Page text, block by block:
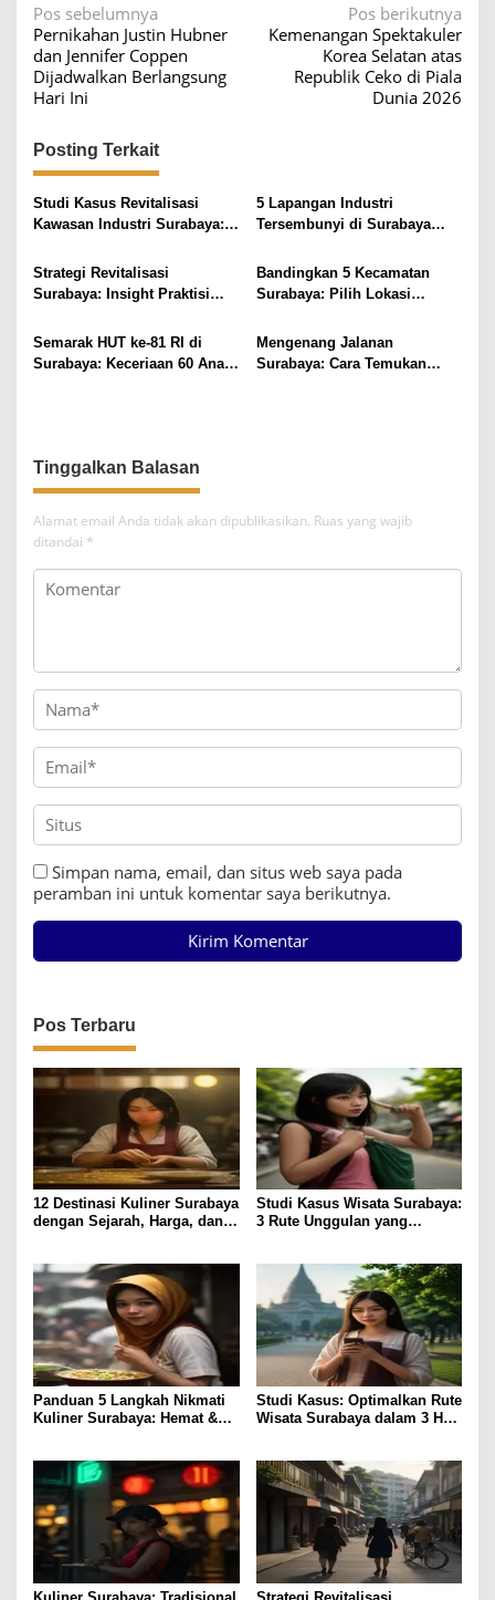
N
a
v
i
g
a
s
i
o
Pos sebelumnya
Pernikahan Justin Hubner
dan Jennifer Coppen
Dijadwalkan Berlangsung
Hari Ini
Pos berikutnya
Kemenangan Spektakuler
Korea Selatan atas
Republik Ceko di Piala
Dunia 2026
Posting Terkait
Studi Kasus Revitalisasi
Kawasan Industri Surabaya: 4
5 Lapangan Industri
Tersembunyi di Surabaya
Strategi Revitalisasi
Surabaya: Insight Praktisi
Bandingkan 5 Kecamatan
Surabaya: Pilih Lokasi
Fasilitas
Semarak HUT ke-81 RI di
Surabaya: Keceriaan 60 Anak
Mengenang Jalanan
Surabaya: Cara Temukan
Tinggalkan Balasan
Alamat email Anda tidak akan dipublikasikan. Ruas yang wajib
ditandai *
Simpan nama, email, dan situs web saya pada
peramban ini untuk komentar saya berikutnya.
Pos Terbaru
12 Destinasi Kuliner Surabaya
dengan Sejarah, Harga, dan
Studi Kasus Wisata Surabaya:
3 Rute Unggulan yang
Panduan 5 Langkah Nikmati
Kuliner Surabaya: Hemat &
Studi Kasus: Optimalkan Rute
Wisata Surabaya dalam 3 Hari